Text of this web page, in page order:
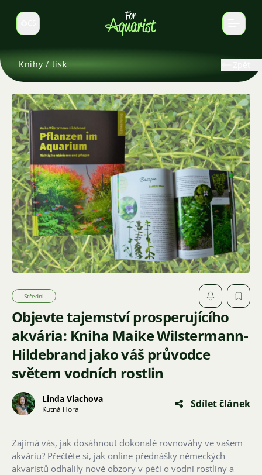
Select language
Knihy / tisk
Objevte tajemství prosperujícího
akvária: Kniha Maike Wilstermann-
Hildebrand jako váš průvodce
světem vodních rostlin
Střední
Linda Vlachova
Kutná Hora Sdílet článek
Zajímá vás, jak dosáhnout dokonalé rovnováhy ve vašem
akváriu? Přečtěte si, jak online přednášky německých
akvaristů odhalily nové obzory v péči o vodní rostliny a